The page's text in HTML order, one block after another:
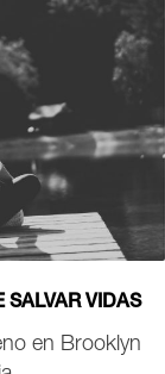
SALVAR VIDAS
en Brooklyn